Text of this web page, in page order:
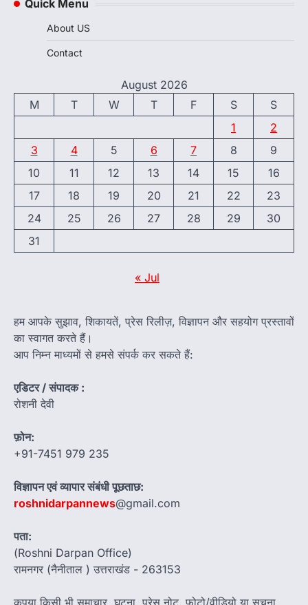
Quick Menu
About US
Contact
August 2026
M
T W T F S
S
1
2
3
4 5 6 7 8
9
10
11 12 13 14 15
16
17
18 19 20 21 22
23
24
25 26 27 28 29
30
31
« Jul
हम आपके सुझाव, शिकायतें, प्रेस रिलीज़, विज्ञापन और सहयोग प्रस्तावों
का स्वागत करते हैं।
आप निम्न माध्यमों से हमसे संपर्क कर सकते हैं:
एडिटर / संपादक :
रोशनी देवी
फ़ोन:
+91-7451 979 235
विज्ञापन एवं व्यापार संबंधी पूछताछ:
roshnidarpannews@gmail.com
पता:
(Roshni Darpan Office)
रामनगर (नैनीताल ) उत्तराखंड - 263153